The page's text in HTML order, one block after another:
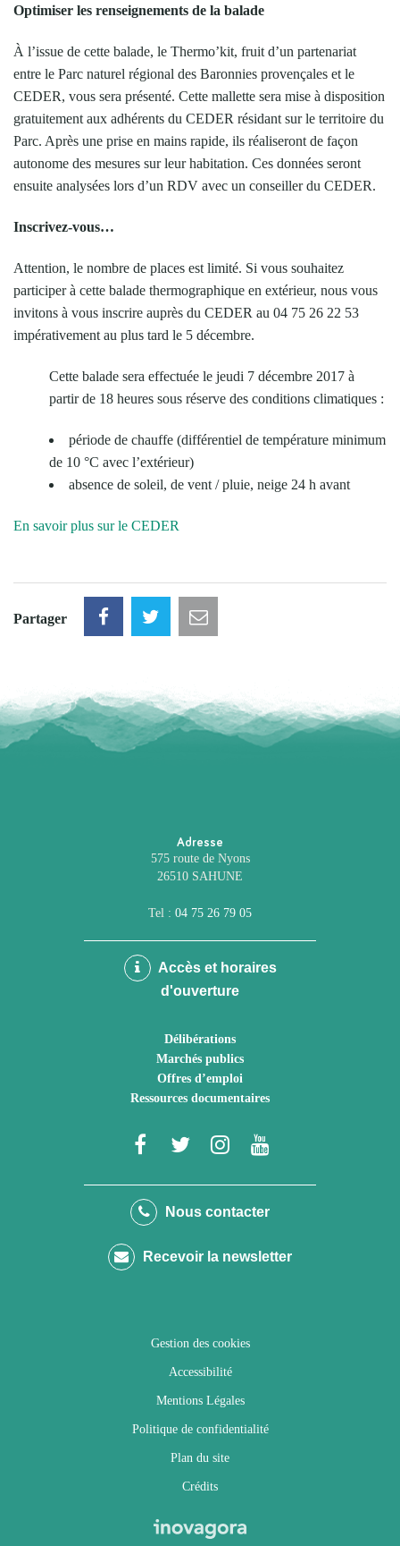
Optimiser les renseignements de la balade
À l’issue de cette balade, le Thermo’kit, fruit d’un partenariat
entre le Parc naturel régional des Baronnies provençales et le
CEDER, vous sera présenté. Cette mallette sera mise à disposition
gratuitement aux adhérents du CEDER résidant sur le territoire du
Parc. Après une prise en mains rapide, ils réaliseront de façon
autonome des mesures sur leur habitation. Ces données seront
ensuite analysées lors d’un RDV avec un conseiller du CEDER.
Inscrivez-vous…
Attention, le nombre de places est limité. Si vous souhaitez
participer à cette balade thermographique en extérieur, nous vous
invitons à vous inscrire auprès du CEDER au 04 75 26 22 53
impérativement au plus tard le 5 décembre.
Cette balade sera effectuée le jeudi 7 décembre 2017 à
partir de 18 heures sous réserve des conditions climatiques :
période de chauffe (différentiel de température minimum
de 10 °C avec l’extérieur)
absence de soleil, de vent / pluie, neige 24 h avant
En savoir plus sur le CEDER
Partager
Adresse
575 route de Nyons
26510 SAHUNE
Tel : 04 75 26 79 05
Accès et horaires
d'ouverture
Délibérations
Marchés publics
Offres d’emploi
Ressources documentaires
Lien
le
Facebook
Lien
le
Twitter
Lien
le
Instagram
Youtube
Nous contacter
Recevoir la newsletter
Gestion des cookies
Accessibilité
Mentions Légales
Politique de confidentialité
Plan du site
Crédits